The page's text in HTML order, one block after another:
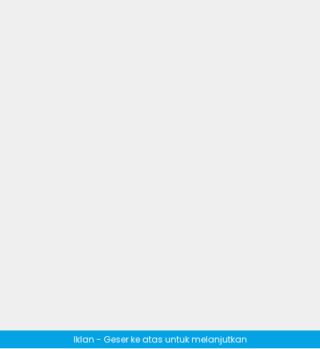
Iklan - Geser ke atas untuk melanjutkan